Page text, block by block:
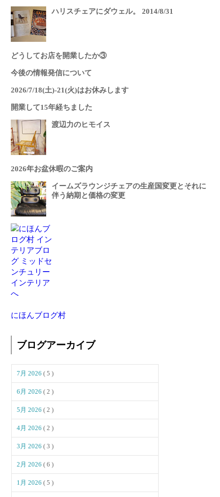
ハリスチェアにダウェル。 2014/8/31
どうしてお店を開業したか③
今後の情報発信について
2026/7/18(土)-21(火)はお休みします
開業して15年経ちました
渡辺力のヒモイス
2026年お盆休暇のご案内
イームズラウンジチェアの生産国変更とそれに
伴う納期と価格の変更
にほんブログ村
ブログアーカイブ
7月 2026( 5 )
6月 2026( 2 )
5月 2026( 2 )
4月 2026( 2 )
3月 2026( 3 )
2月 2026( 6 )
1月 2026( 5 )